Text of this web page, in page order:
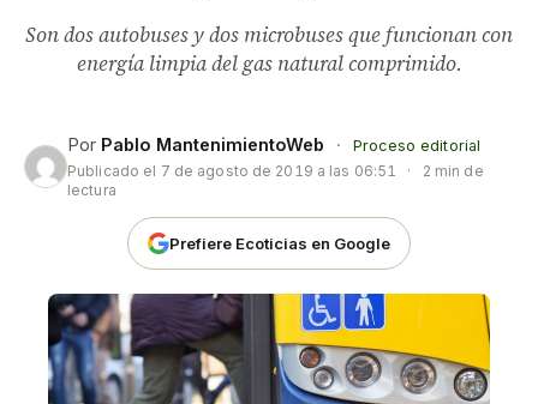
Son dos autobuses y dos microbuses que funcionan con
energía limpia del gas natural comprimido.
Por Pablo MantenimientoWeb ·
Proceso editorial
Publicado el 7 de agosto de 2019 a las 06:51 ·
2 min de
lectura
Prefiere Ecoticias en Google